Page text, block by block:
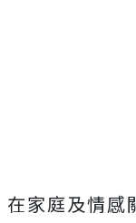
在家庭及情感